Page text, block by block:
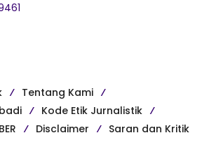
Tentang Kami
Kode Etik Jurnalistik
Disclaimer Saran dan Kritik